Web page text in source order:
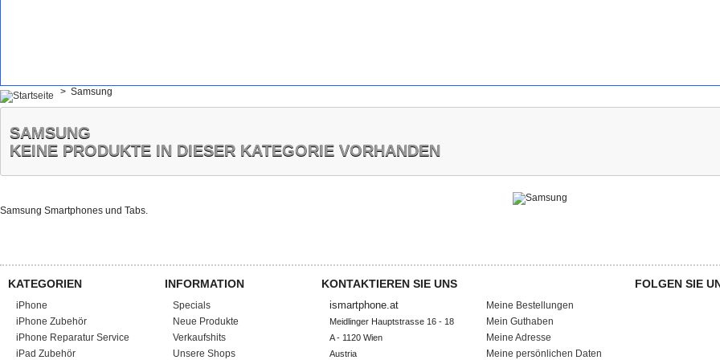
> Samsung
SAMSUNG
KEINE PRODUKTE IN DIESER KATEGORIE VORHANDEN
Samsung Smartphones und Tabs.
KATEGORIEN
iPhone
iPhone Zubehör
iPhone Reparatur Service
iPad Zubehör
INFORMATION
Specials
Neue Produkte
Verkaufshits
Unsere Shops
KONTAKTIEREN SIE UNS
ismartphone.at
Meidlinger Hauptstrasse 16 - 18
A - 1120 Wien
Austria
Meine Bestellungen
Mein Guthaben
Meine Adresse
Meine persönlichen Daten
FOLGEN SIE